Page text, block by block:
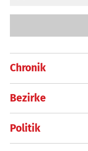
Chronik
Bezirke
Politik